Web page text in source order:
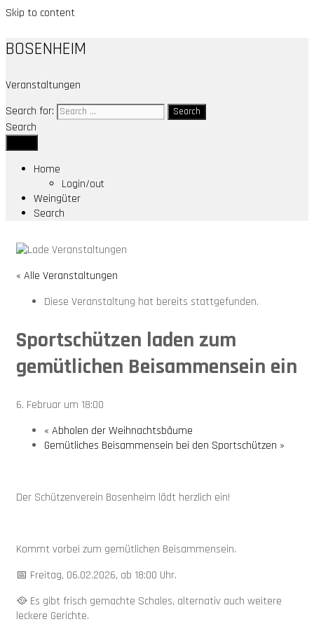
Skip to content
BOSENHEIM
Veranstaltungen
Search for:
Search
Home
Login/out
Weingüter
Search
« Alle Veranstaltungen
Diese Veranstaltung hat bereits stattgefunden.
Sportschützen laden zum
gemütlichen Beisammensein ein
6. Februar um 18:00
« Abholen der Weihnachtsbäume
Gemütliches Beisammensein bei den Sportschützen »
Der Schützenverein Bosenheim lädt herzlich ein!
Kommt vorbei zum gemütlichen Beisammensein.
📅 Freitag, 06.02.2026, ab 18:00 Uhr.
🥘 Es gibt frisch gemachte Schales, alternativ auch weitere
leckere Gerichte.